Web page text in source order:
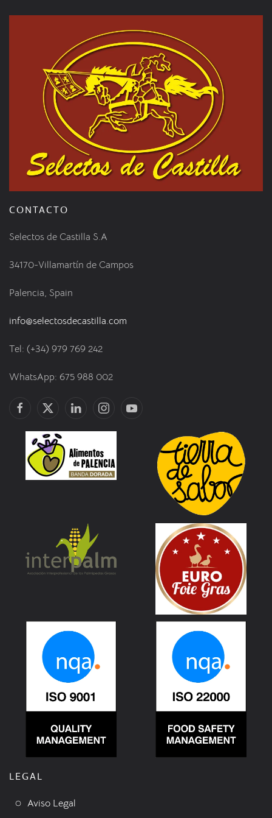
CONTACTO
Selectos de Castilla S.A
34170-Villamartín de Campos
Palencia, Spain
info@selectosdecastilla.com
Tel: (+34) 979 769 242
WhatsApp: 675 988 002
LEGAL
Aviso Legal